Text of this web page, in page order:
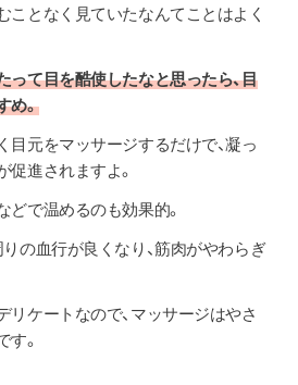
ことなく見ていたなんてことはよく
って目を酷使したなと思ったら、目
め。
目元をマッサージするだけで、凝っ
進されますよ。
どで温めるのも効果的。
の血行が良くなり、筋肉がやわらぎ
リケートなので、マッサージはやさ
。